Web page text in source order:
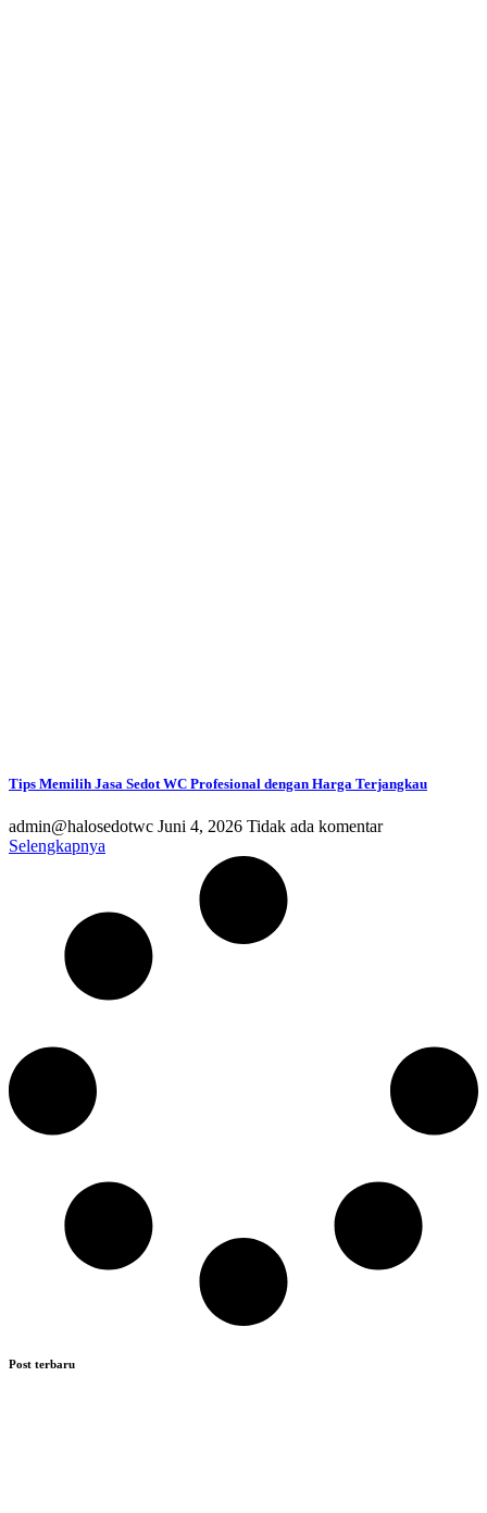
Tips Memilih Jasa Sedot WC Profesional dengan Harga Terjangkau
admin@halosedotwc Juni 4, 2026 Tidak ada komentar
Selengkapnya
Post terbaru